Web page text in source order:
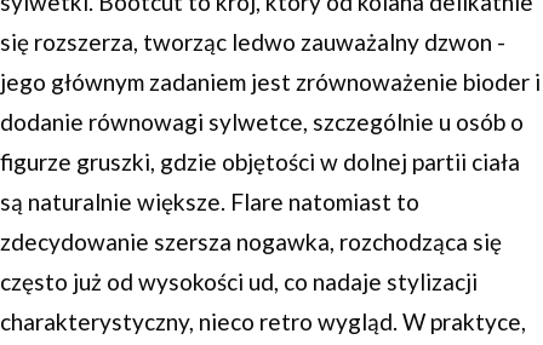
się rozszerza, tworząc ledwo zauważalny dzwon -
jego głównym zadaniem jest zrównoważenie bioder i
dodanie równowagi sylwetce, szczególnie u osób o
figurze gruszki, gdzie objętości w dolnej partii ciała
są naturalnie większe. Flare natomiast to
zdecydowanie szersza nogawka, rozchodząca się
często już od wysokości ud, co nadaje stylizacji
charakterystyczny, nieco retro wygląd. W praktyce,